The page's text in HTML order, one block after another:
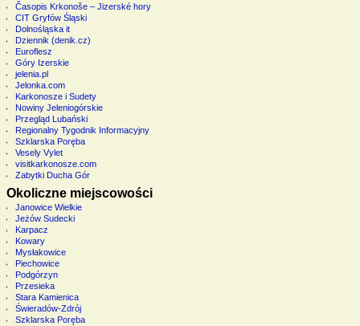
Časopis Krkonoše – Jizerské hory
CIT Gryfów Śląski
Dolnośląska it
Dziennik (denik.cz)
Euroflesz
Góry Izerskie
jelenia.pl
Jelonka.com
Karkonosze i Sudety
Nowiny Jeleniogórskie
Przegląd Lubański
Regionalny Tygodnik Informacyjny
Szklarska Poręba
Vesely Vylet
visitkarkonosze.com
Zabytki Ducha Gór
Okoliczne miejscowości
Janowice Wielkie
Jeżów Sudecki
Karpacz
Kowary
Mysłakowice
Piechowice
Podgórzyn
Przesieka
Stara Kamienica
Świeradów-Zdrój
Szklarska Poręba